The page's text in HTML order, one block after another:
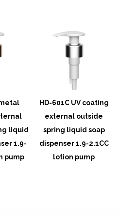
liquid
1.9-
pump
HD-601C UV coating
external outside
spring liquid soap
dispenser 1.9-2.1CC
lotion pump